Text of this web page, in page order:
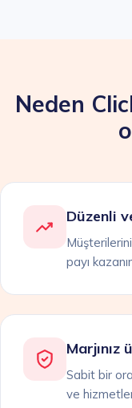
Neden
Düzenli
payı
Sabit bir
ve